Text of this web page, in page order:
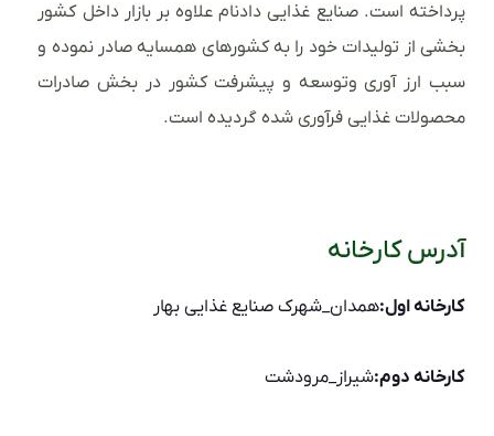
پرداخته است. صنایع غذایی دادنام علاوه بر بازار داخل کشور
بخشی از تولیدات خود را به کشورهای همسایه صادر نموده و
سبب ارز آوری وتوسعه و پیشرفت کشور در بخش صادرات
محصولات غذایی فرآوری شده گردیده است.
آدرس کارخانه
کارخانه اول:همدان_شهرک صنایع غذایی بهار
کارخانه دوم:شیراز_مرودشت